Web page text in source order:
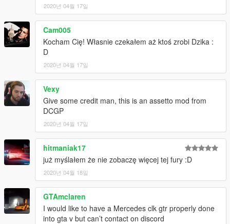
2020년 04월 17일
Cam005
Kocham Cię! Własnie czekałem aż ktoś zrobi Dzika :
D
2020년 04월 17일
Vexy
Give some credit man, this is an assetto mod from
DCGP
2020년 04월 17일
hitmaniak17
już myślałem że nie zobaczę więcej tej fury :D
2020년 04월 18일
GTAmclaren
I would like to have a Mercedes clk gtr properly done
into gta v but can’t contact on discord